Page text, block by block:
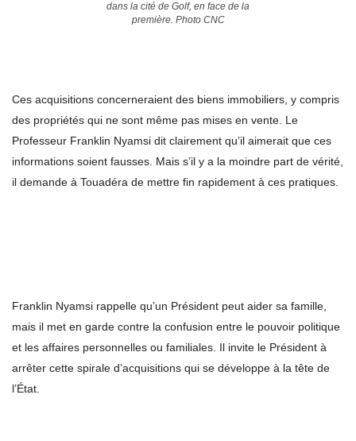
dans la cité de Golf, en face de la
première. Photo CNC
Ces acquisitions concerneraient des biens immobiliers, y compris
des propriétés qui ne sont même pas mises en vente. Le
Professeur Franklin Nyamsi dit clairement qu’il aimerait que ces
informations soient fausses. Mais s’il y a la moindre part de vérité,
il demande à Touadéra de mettre fin rapidement à ces pratiques.
Franklin Nyamsi rappelle qu’un Président peut aider sa famille,
mais il met en garde contre la confusion entre le pouvoir politique
et les affaires personnelles ou familiales. Il invite le Président à
arrêter cette spirale d’acquisitions qui se développe à la tête de
l’État.